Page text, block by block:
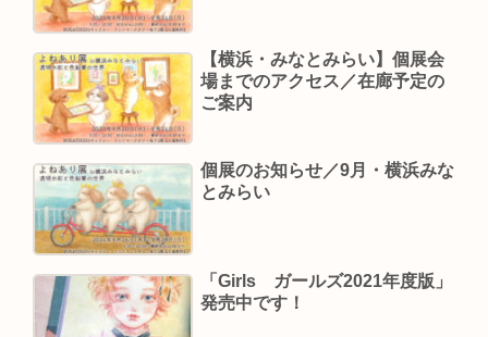
【横浜・みなとみらい】個展会
場までのアクセス／在廊予定の
ご案内
個展のお知らせ／9月・横浜みな
とみらい
「Girls ガールズ2021年度版」
発売中です！